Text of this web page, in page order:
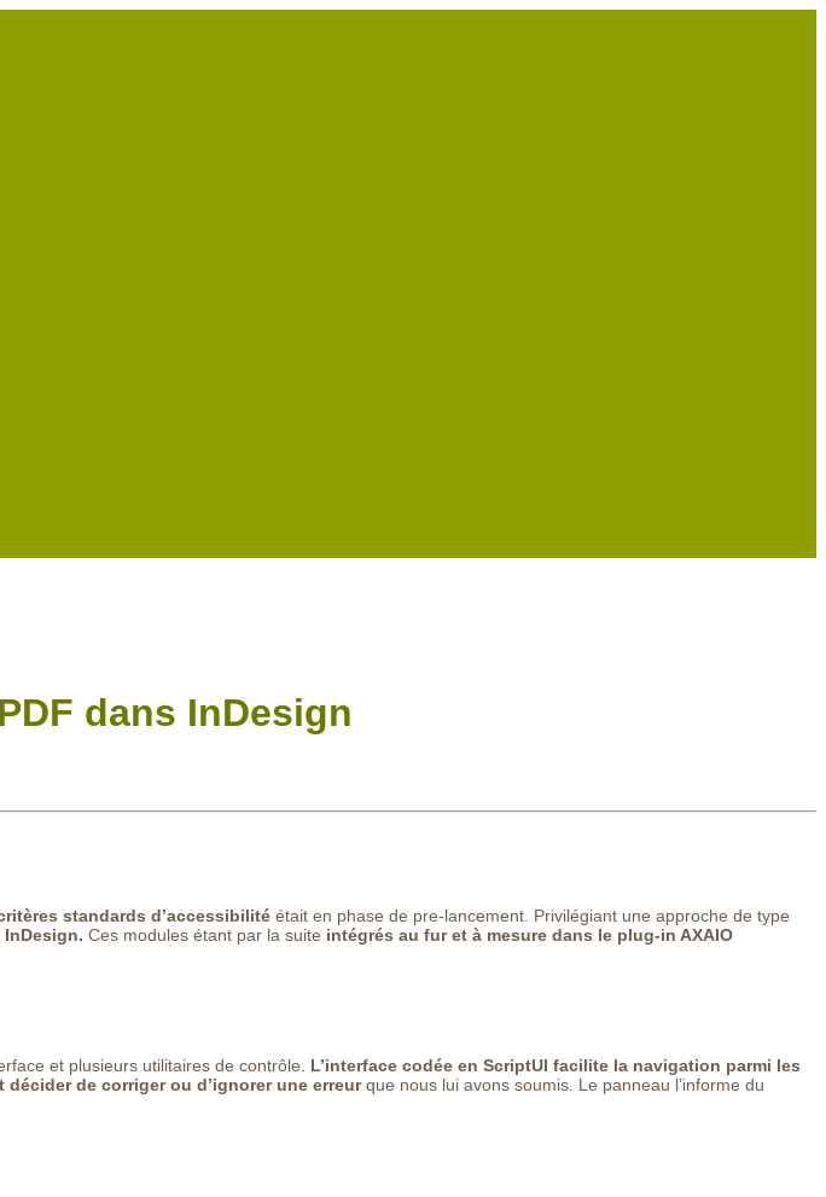
dans InDesign
standards d’accessibilité était en phase de pre-lancement. Privilégiant une approche de type
Ces modules étant par la suite intégrés au fur et à mesure dans le plug-in AXAIO
et plusieurs utilitaires de contrôle. L’interface codée en ScriptUI facilite la navigation parmi les
décider de corriger ou d’ignorer une erreurque nous lui avons soumis. Le panneau l’informe du